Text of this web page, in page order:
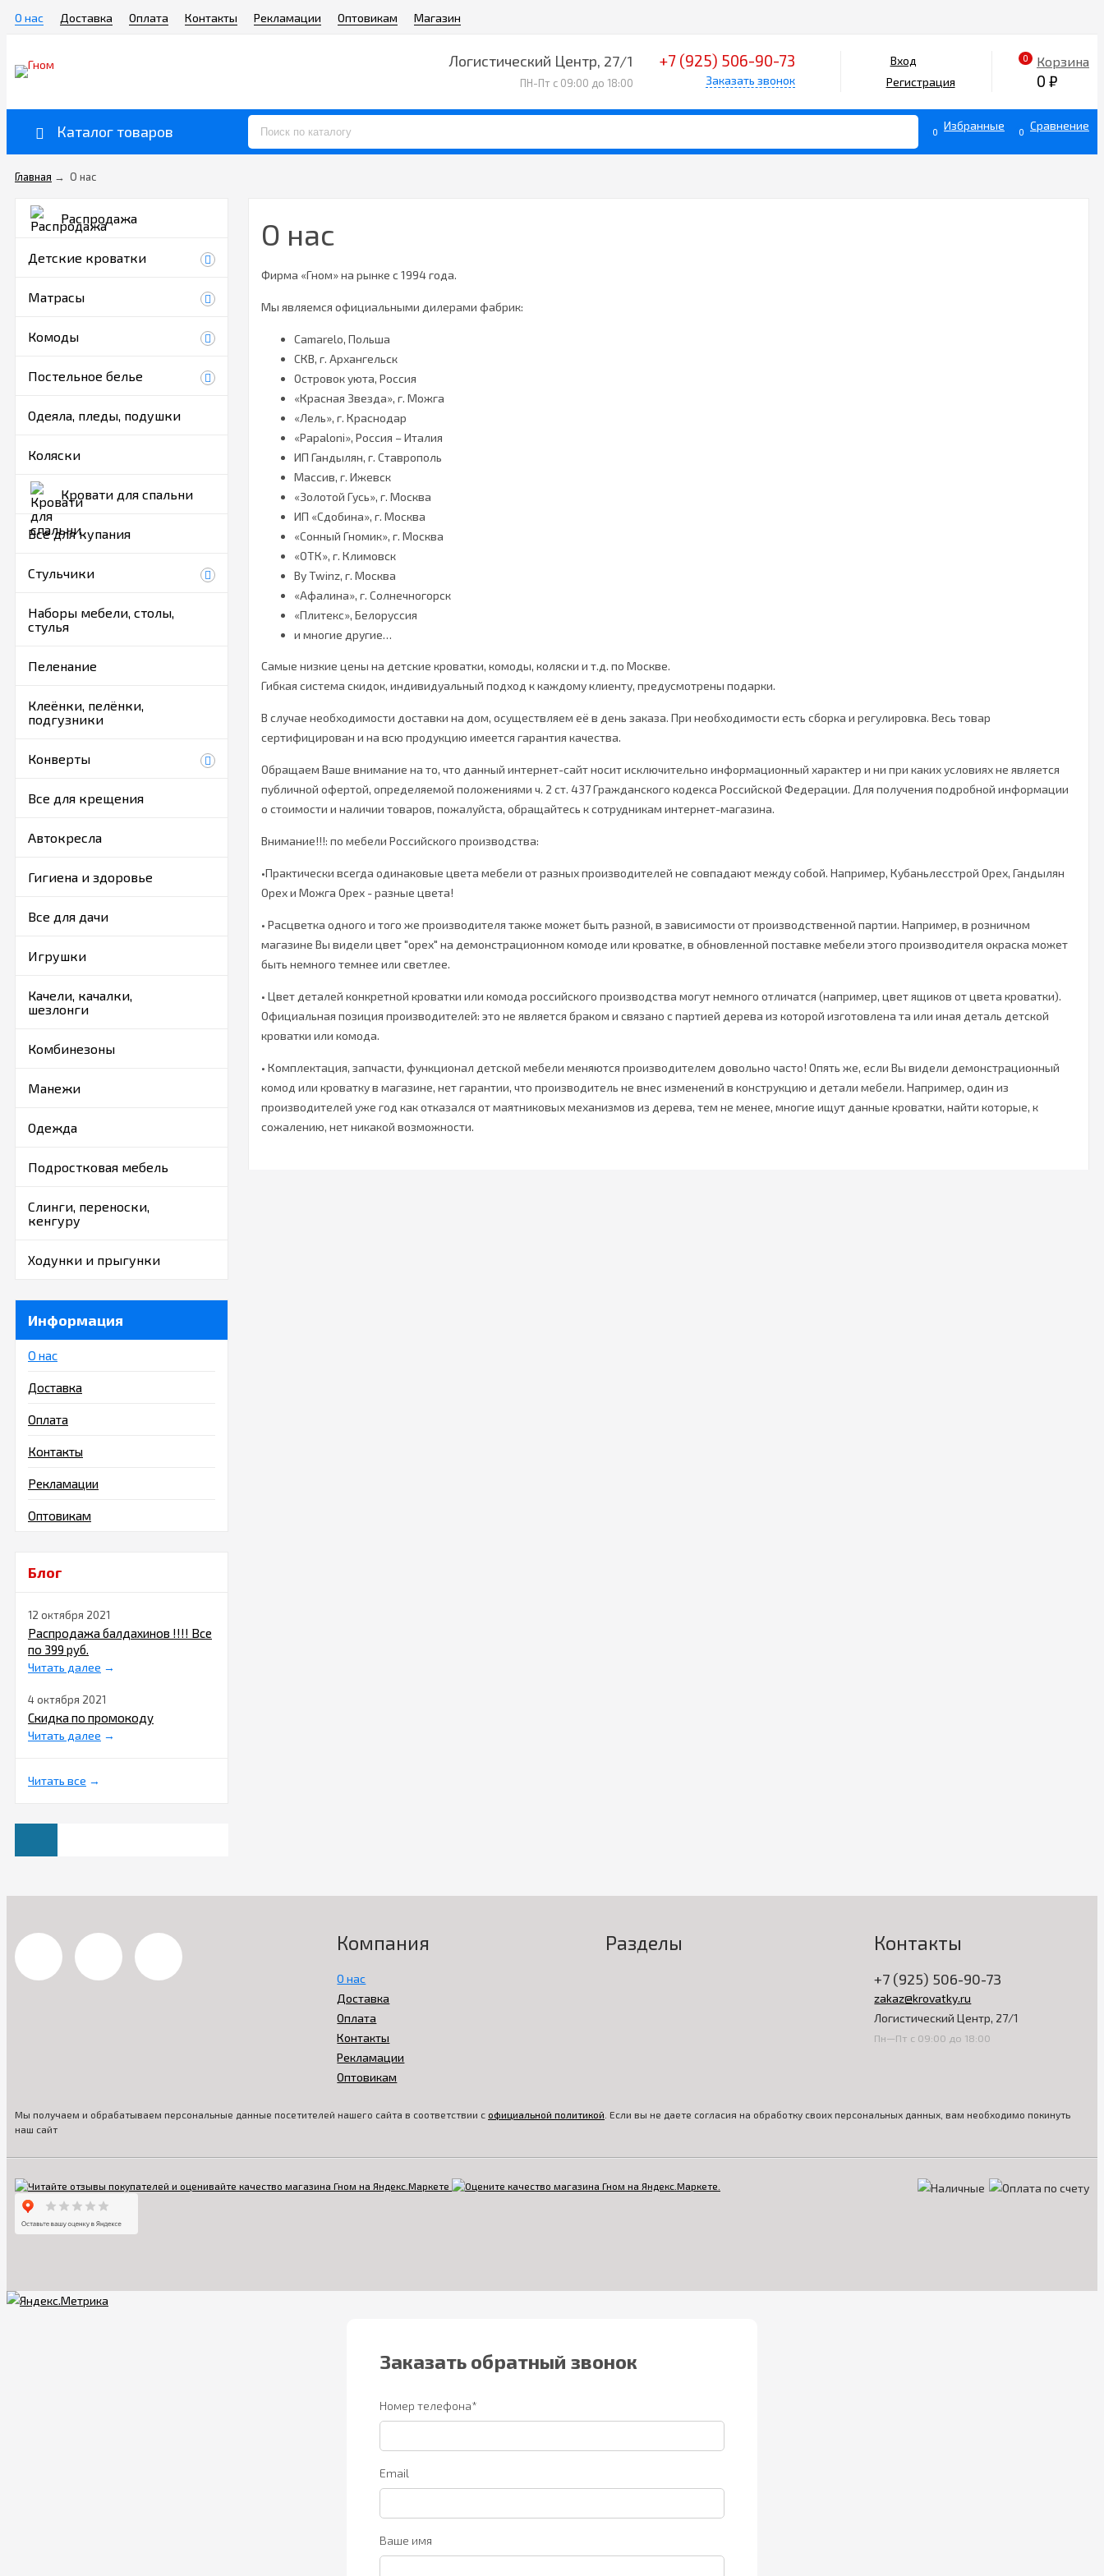
О нас Доставка Оплата Контакты Рекламации Оптовикам Магазин
Логистический Центр, 27/1
ПН-Пт с 09:00 до 18:00
+7 (925) 506-90-73
Заказать звонок
Вход
Регистрация
0 Корзина
0 ₽
Каталог товаров 0 Избранные 0 Сравнение
Главная → О нас
Распродажа
Детские кроватки
Матрасы
Комоды
Постельное белье
Одеяла, пледы, подушки
Коляски
Кровати для спальни
Все для купания
Стульчики
Наборы мебели, столы,
стулья
Пеленание
Клеёнки, пелёнки,
подгузники
Конверты
Все для крещения
Автокресла
Гигиена и здоровье
Все для дачи
Игрушки
Качели, качалки,
шезлонги
Комбинезоны
Манежи
Одежда
Подростковая мебель
Слинги, переноски,
кенгуру
Ходунки и прыгунки
Информация
О нас
Доставка
Оплата
Контакты
Рекламации
Оптовикам
Блог
12 октября 2021
Распродажа балдахинов !!!! Все
по 399 руб.
Читать далее →
4 октября 2021
Скидка по промокоду
Читать далее →
Читать все →
О нас
Фирма «Гном» на рынке с 1994 года.
Мы являемся официальными дилерами фабрик:
Camarelo, Польша
СКВ, г. Архангельск
Островок уюта, Россия
«Красная Звезда», г. Можга
«Лель», г. Краснодар
«Papaloni», Россия – Италия
ИП Гандылян, г. Ставрополь
Массив, г. Ижевск
«Золотой Гусь», г. Москва
ИП «Сдобина», г. Москва
«Сонный Гномик», г. Москва
«ОТК», г. Климовск
By Twinz, г. Москва
«Афалина», г. Солнечногорск
«Плитекс», Белоруссия
и многие другие…
Самые низкие цены на детские кроватки, комоды, коляски и т.д. по Москве.
Гибкая система скидок, индивидуальный подход к каждому клиенту, предусмотрены подарки.
В случае необходимости доставки на дом, осуществляем её в день заказа. При необходимости есть сборка и регулировка. Весь товар
сертифицирован и на всю продукцию имеется гарантия качества.
Обращаем Ваше внимание на то, что данный интернет-сайт носит исключительно информационный характер и ни при каких условиях не является
публичной офертой, определяемой положениями ч. 2 ст. 437 Гражданского кодекса Российской Федерации. Для получения подробной информации
о стоимости и наличии товаров, пожалуйста, обращайтесь к сотрудникам интернет-магазина.
Внимание!!!: по мебели Российского производства:
•Практически всегда одинаковые цвета мебели от разных производителей не совпадают между собой. Например, Кубаньлесстрой Орех, Гандылян
Орех и Можга Орех - разные цвета!
• Расцветка одного и того же производителя также может быть разной, в зависимости от производственной партии. Например, в розничном
магазине Вы видели цвет "орех" на демонстрационном комоде или кроватке, в обновленной поставке мебели этого производителя окраска может
быть немного темнее или светлее.
• Цвет деталей конкретной кроватки или комода российского производства могут немного отличатся (например, цвет ящиков от цвета кроватки).
Официальная позиция производителей: это не является браком и связано с партией дерева из которой изготовлена та или иная деталь детской
кроватки или комода.
• Комплектация, запчасти, функционал детской мебели меняются производителем довольно часто! Опять же, если Вы видели демонстрационный
комод или кроватку в магазине, нет гарантии, что производитель не внес изменений в конструкцию и детали мебели. Например, один из
производителей уже год как отказался от маятниковых механизмов из дерева, тем не менее, многие ищут данные кроватки, найти которые, к
сожалению, нет никакой возможности.
Компания
О нас
Доставка
Оплата
Контакты
Рекламации
Оптовикам
Разделы Контакты
+7 (925) 506-90-73
zakaz@krovatky.ru
Логистический Центр, 27/1
Пн—Пт с 09:00 до 18:00
Мы получаем и обрабатываем персональные данные посетителей нашего сайта в соответствии с официальной политикой . Если вы не даете согласия на обработку своих персональных данных, вам необходимо покинуть
наш сайт
Заказать обратный звонок
Номер телефона*
Email
Ваше имя